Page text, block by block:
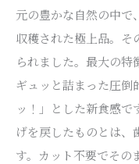
元の豊かな自然の中で
収穫された極上品。そ
られました。最大の特
ギュッと詰まった圧倒
ッ！」とした新食感
げを戻したものとは、
す。カット不要でその